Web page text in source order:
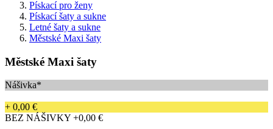
Pískací pro ženy
Pískací šaty a sukne
Letné šaty a sukne
Městské Maxi šaty
Městské Maxi šaty
Nášivka*
+ 0,00 €
BEZ NÁŠIVKY +0,00 €